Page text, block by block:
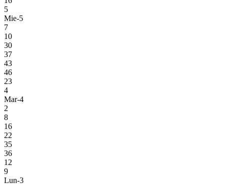
5
Mie-5
7
10
30
37
43
46
23
4
Mar-4
2
8
16
22
35
36
12
9
Lun-3